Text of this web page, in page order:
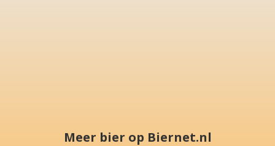
Meer bier op Biernet.nl